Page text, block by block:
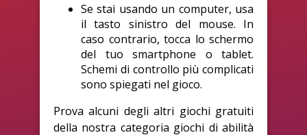
Se stai usando un computer, usa
il tasto sinistro del mouse. In
caso contrario, tocca lo schermo
del tuo smartphone o tablet.
Schemi di controllo più complicati
sono spiegati nel gioco.
Prova alcuni degli altri giochi gratuiti
della nostra categoria giochi di abilità